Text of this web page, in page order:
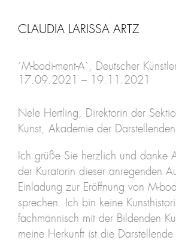
Inhalt
CLAUDIA LARISSA ARTZ
´M-bodi-ment-A`, Deutscher
17.09.2021 – 19.11.2021
Nele Hertling, Direktorin der
Kunst, Akademie der
Ich grüße Sie herzlich und danke
der Kuratorin dieser anregenden
Einladung zur Eröffnung von M-
sprechen. Ich bin keine
fachmännisch mit der Bildenden
meine Herkunft ist die Darstellende